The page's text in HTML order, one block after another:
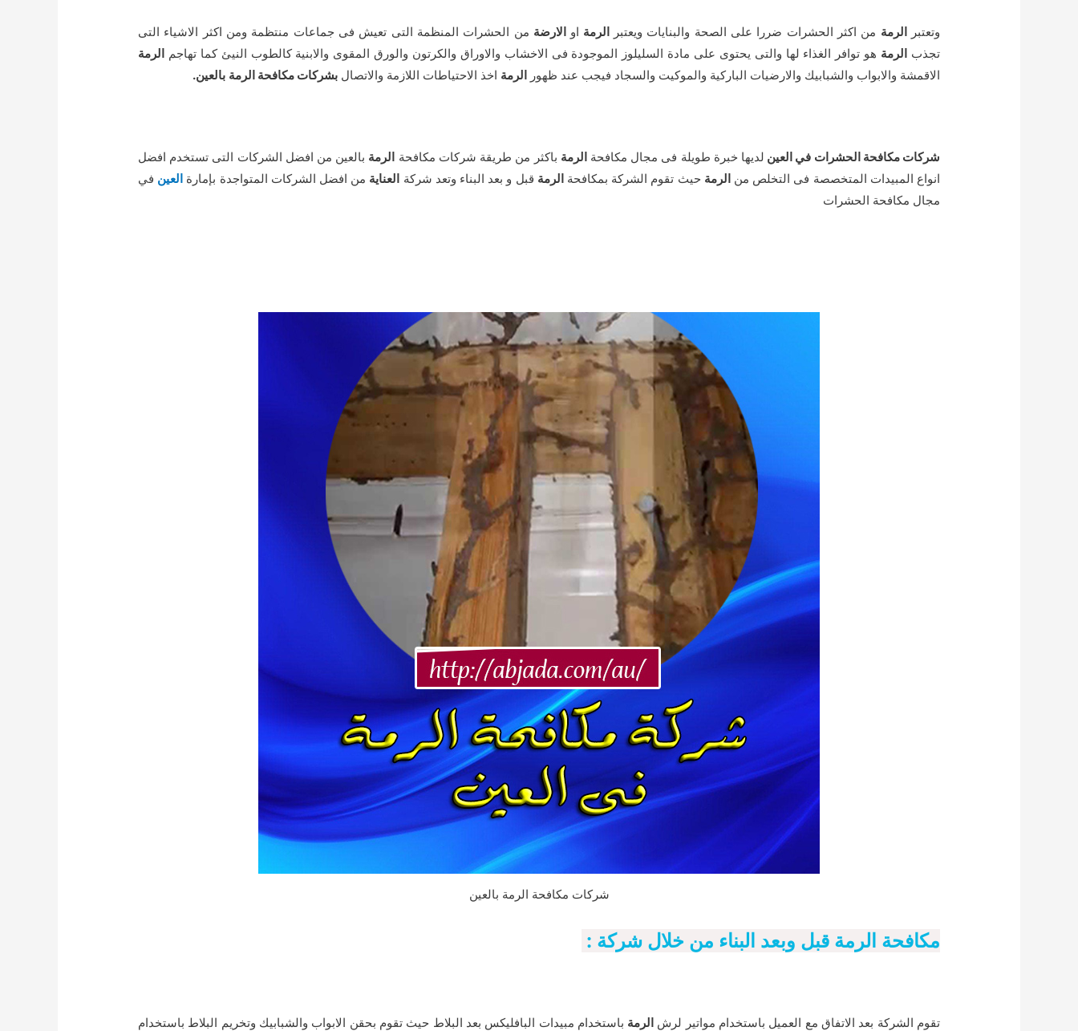
وتعتبرالرمة من اكثر الحشرات ضررا على الصحة والبنايات ويعتبرالرمة او الارضة من الحشرات المنظمة التى تعيش فى جماعات منتظمة ومن اكثر الاشياء التى
تجذب الرمة هو توافر الغذاء لها والتى يحتوى على مادة السليلوز الموجودة فى الاخشاب والاوراق والكرتون والورق المقوى والابنية كالطوب النيئ كما تهاجم الرمة
الاقمشة والابواب والشبابيك والارضيات الباركية والموكيت والسجاد فيجب عند ظهورالرمة اخذ الاحتياطات اللازمة والاتصالبشركات مكافحة الرمة بالعين.
شركات مكافحة الحشرات في العين لديها خبرة طويلة فى مجال مكافحةالرمة باكثر من طريقة شركات مكافحة الرمة بالعين من افضل الشركات التى تستخدم افضل
انواع المبيدات المتخصصة فى التخلص منالرمة حيث تقوم الشركة بمكافحةالرمة قبل و بعد البناء وتعد شركة العناية من افضل الشركات المتواجدة بإمارة العين في
مجال مكافحة الحشرات
شركات مكافحة الرمة بالعين
مكافحة الرمة قبل وبعد البناء من خلال شركة :
تقوم الشركة بعد الاتفاق مع العميل باستخدام مواتير لرش الرمة باستخدام مبيدات البافليكس بعد البلاط حيث تقوم بحقن الابواب والشبابيك وتخريم البلاط باستخدام